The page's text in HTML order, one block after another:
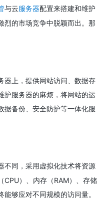
与云服务器配置来搭建和维护
烈的市场竞争中脱颖而出。那
器上，提供网站访问、数据存
护服务器的麻烦，将网站的运
据备份、安全防护等一体化服
不同，采用虚拟化技术将资源
CPU）、内存（RAM）、存储
够应对不同规模的访问量。